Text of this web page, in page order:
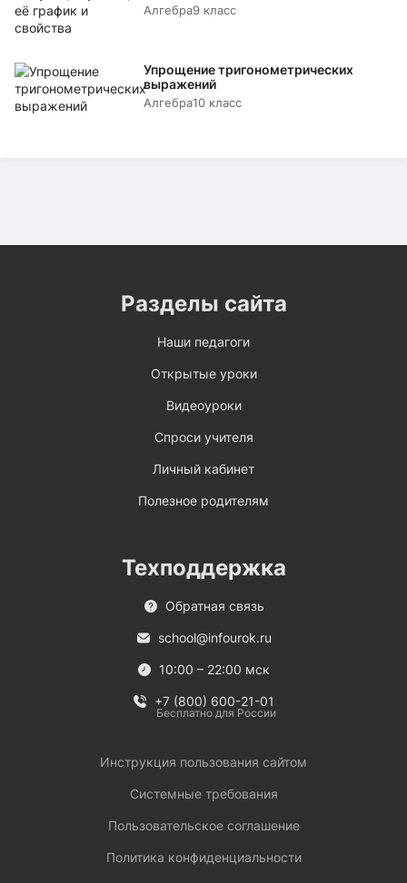
Алгебра9 класс
Упрощение тригонометрических
выражений
Алгебра10 класс
Разделы сайта
Наши педагоги
Открытые уроки
Видеоуроки
Спроси учителя
Личный кабинет
Полезное родителям
Техподдержка
Обратная связь
school@infourok.ru
10:00 – 22:00 мск
+7 (800) 600-21-01
Бесплатно для России
Инструкция пользования сайтом
Системные требования
Пользовательское соглашение
Политика конфиденциальности